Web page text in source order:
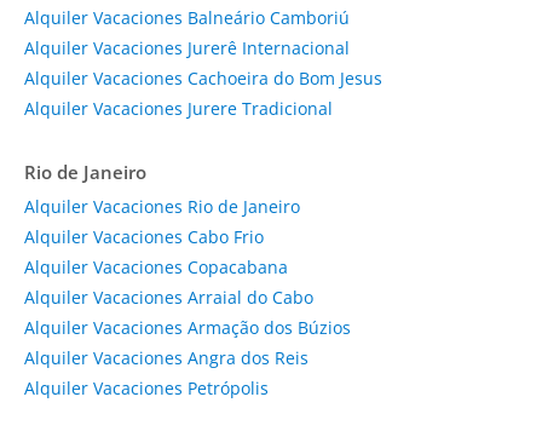
Alquiler Vacaciones Balneário Camboriú
Alquiler Vacaciones Jurerê Internacional
Alquiler Vacaciones Cachoeira do Bom Jesus
Alquiler Vacaciones Jurere Tradicional
Rio de Janeiro
Alquiler Vacaciones Rio de Janeiro
Alquiler Vacaciones Cabo Frio
Alquiler Vacaciones Copacabana
Alquiler Vacaciones Arraial do Cabo
Alquiler Vacaciones Armação dos Búzios
Alquiler Vacaciones Angra dos Reis
Alquiler Vacaciones Petrópolis